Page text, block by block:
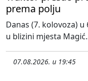
prema polju
Danas (7. kolovoza)
u blizini mjesta
07.08.2026. u 19:45